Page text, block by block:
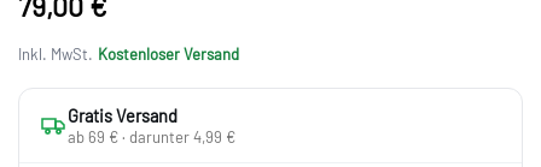
Inkl. MwSt. Kostenloser Versand
Gratis Versand
ab 69 € · darunter 4,99 €